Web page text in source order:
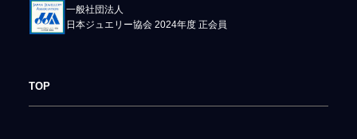
一般社団法人
日本ジュエリー協会 2024年度 正会員
TOP